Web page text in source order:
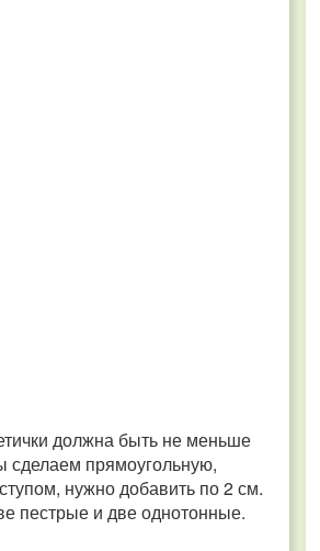
должна быть не меньше
сделаем прямоугольную,
нужно добавить по 2 см.
пестрые и две однотонные.